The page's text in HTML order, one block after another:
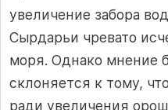
увеличение забора
Сырдарьи чревато
моря. Однако мнение
склоняется к тому,
ради увеличения